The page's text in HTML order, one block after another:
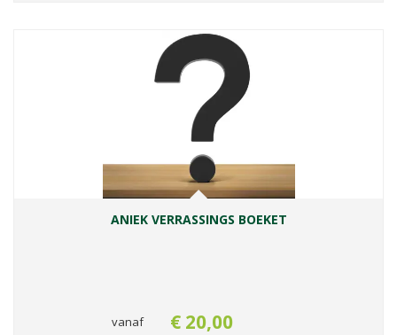
ANIEK VERRASSINGS BOEKET
vanaf € 20,00